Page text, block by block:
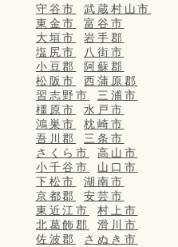
守谷市
武蔵村山市
東金市
富谷市
大垣市
岩手郡
塩尻市
八街市
小豆郡
阿蘇郡
松阪市
西蒲原郡
習志野市
三浦市
橿原市
水戸市
鴻巣市
枕崎市
吾川郡
三条市
さくら市
高山市
小千谷市
山口市
下松市
湖南市
京都郡
安芸市
東近江市
村上市
北葛飾郡
滑川市
佐波郡
さぬき市